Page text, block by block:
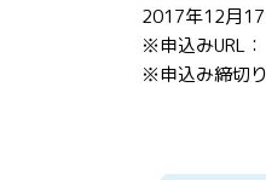
2017年12月
※申込みURL
※申込み締切